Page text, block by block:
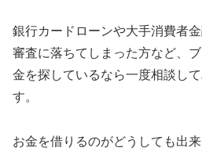
銀行カードローンや大手消費者
審査に落ちてしまった方など、
金を探しているなら一度相談し
す。
お金を借りるのがどうしても出